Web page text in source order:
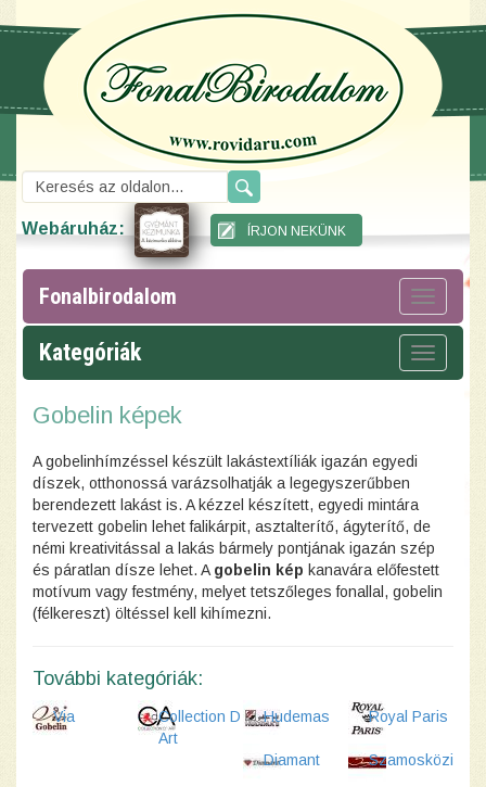
Webáruház:
Toggle
Fonalbirodalom
Toggle
Kategóriák
Gobelin képek
A gobelinhímzéssel készült lakástextíliák igazán egyedi
díszek, otthonossá varázsolhatják a legegyszerűbben
berendezett lakást is. A kézzel készített, egyedi mintára
tervezett gobelin lehet falikárpit, asztalterítő, ágyterítő, de
némi kreativitással a lakás bármely pontjának igazán szép
és páratlan dísze lehet. A gobelin kép kanavára előfestett
motívum vagy festmény, melyet tetszőleges fonallal, gobelin
(félkereszt) öltéssel kell kihímezni.
További kategóriák:
Via
Collection D
Art
Hudemas Royal Paris
Diamant Szamosközi